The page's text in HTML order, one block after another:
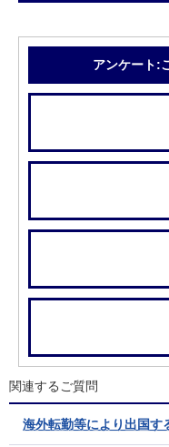
アンケート:
関連するご質問
海外転勤等により出国す